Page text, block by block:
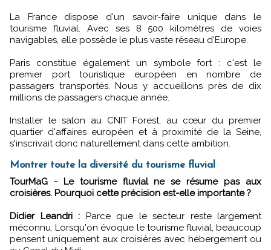
La France dispose d'un savoir-faire unique dans le
tourisme fluvial. Avec ses 8 500 kilomètres de voies
navigables, elle possède le plus vaste réseau d'Europe.
Paris constitue également un symbole fort : c'est le
premier port touristique européen en nombre de
passagers transportés. Nous y accueillons près de dix
millions de passagers chaque année.
Installer le salon au CNIT Forest, au cœur du premier
quartier d'affaires européen et à proximité de la Seine,
s'inscrivait donc naturellement dans cette ambition.
Montrer toute la diversité du tourisme fluvial
TourMaG - Le tourisme fluvial ne se résume pas aux
croisières. Pourquoi cette précision est-elle importante ?
Didier Leandri : Parce que le secteur reste largement
méconnu. Lorsqu'on évoque le tourisme fluvial, beaucoup
pensent uniquement aux croisières avec hébergement ou